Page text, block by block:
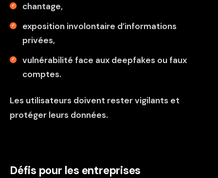
chantage,
exposition involontaire d’informations
privées,
vulnérabilité face aux deepfakes ou faux
comptes.
Les utilisateurs doivent rester vigilants et
protéger leurs données.
Défis pour les entreprises